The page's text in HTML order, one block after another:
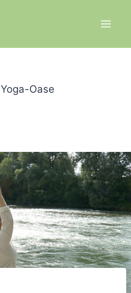
Yoga-Oase